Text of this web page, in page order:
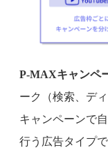
P-MAXキャンペ
ーク（検索、デ
キャンペーンで
行う広告タイプで